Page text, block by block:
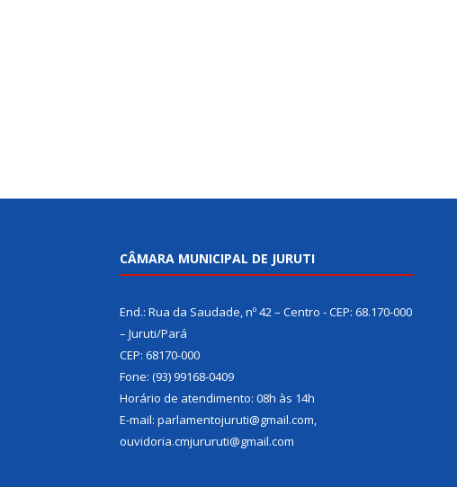
CÂMARA MUNICIPAL DE JURUTI
End.: Rua da Saudade, nº 42 – Centro - CEP: 68.170-000
– Juruti/Pará
CEP: 68170-000
Fone: (93) 99168-0409
Horário de atendimento: 08h às 14h
E-mail: parlamentojuruti@gmail.com,
ouvidoria.cmjururuti@gmail.com